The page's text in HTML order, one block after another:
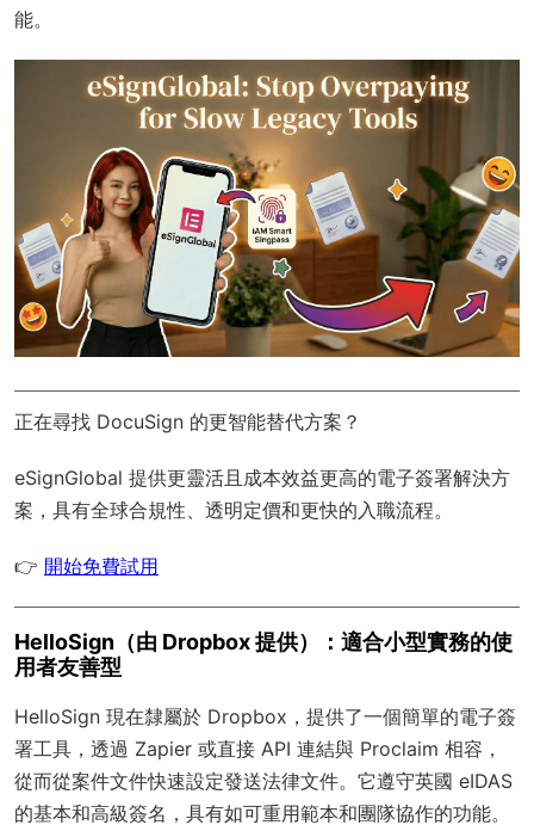
能。
正在尋找 DocuSign 的更智能替代方案？
eSignGlobal 提供更靈活且成本效益更高的電子簽署解決方
案，具有全球合規性 、透明定價和更快的入職流程。
👉 開始免費試用
HelloSign（由 Dropbox 提供）：適合小型實務的使
用者友善型
HelloSign 現在隸屬於 Dropbox，提供了一個簡單的電子簽
署工具，透過 Zapier 或直接 API 連結與 Proclaim 相容，
從而從案件文件快速設定發送法律文件。它遵守英國 eIDAS
的基本和高級簽名，具有如可重用範本和團隊協作的功能。